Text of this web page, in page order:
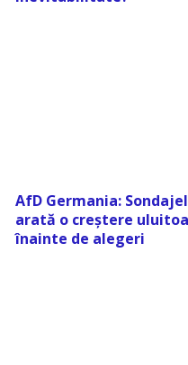
AfD Germania:
arată o creștere
înainte de alegeri